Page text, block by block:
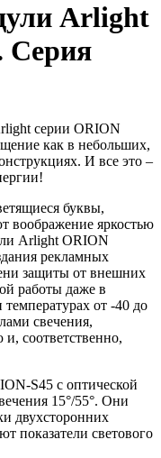
Arlight
Серия
серии ORION
как в небольших,
И все это –
буквы,
воображение яркостью
Arlight ORION
рекламных
защиты от внешних
работы даже в
от -40 до
свечения,
соответственно,
S45 с оптической
15°/55°. Они
двухсторонних
показатели светового